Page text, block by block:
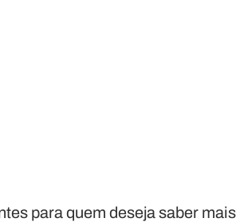
para quem deseja saber